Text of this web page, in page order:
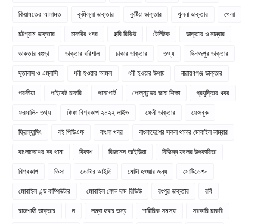
কিয়ামতের আলামত
কুমিল্লা ডাক্তার কুষ্টিয়া ডাক্তার খুলনা ডাক্তার
খেলা
চট্টগ্রাম ডাক্তার
চাকরির খবর ছবি রিভিউ টেলিটক
ডাক্তার ও নাম্বার
ডাক্তার বগুড়া
ডাক্তার বরিশাল ঢাকার ডাক্তার তথ্য
দিনাজপুর ডাক্তার
দূতাবাস ও এম্বাসি
ধনী হওয়ার আমল ধনী হওয়ার উপায়
নারায়ণগঞ্জ ডাক্তার
পরকীয়া
পাইবেট চাকরি পাসপোর্ট পোল্যান্ডের ভাষা শিক্ষা
প্রযুক্তির খবর
ফরমালিন তথ্য
ফিফা বিশ্বকাপ ২০২২ লাইভ ফেনী ডাক্তার
ফেসবুক
ফ্রিল্যান্সিং
বই পিডিএফ বাংলা খবর
বাংলাদেশের সকল থানার মোবাইল নাম্বার
বাংলাদেশের সব থানা
বিকাশ বিজনেস আইডিয়া
বিভিন্ন ফলের উপকারিতা
বিশ্বকাপ
ভিসা ভোটার আইডি মোটা হওয়ার জন্য
মোটিভেশন
মোবাইল এন্ড কম্পিউটার
মোবাইল ফোন দাম রিভিউ রংপুর ডাক্তার
রবি
রাজশাহী ডাক্তার
ল লম্বা হবার জন্য শারীরিক সমস্যা
সরকারি চাকরি